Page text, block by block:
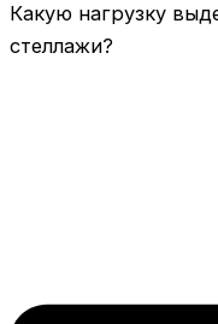
Какую нагрузку
стеллажи?